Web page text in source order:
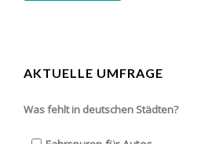
AKTUELLE UMFRAGE
Was fehlt in deutschen Städten?